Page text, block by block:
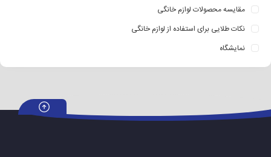
مقایسه محصولات لوازم خانگی
نکات طلایی برای استفاده از لوازم خانگی
نمایشگاه